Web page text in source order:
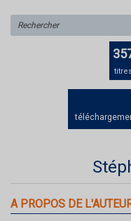
A PROPOS DE